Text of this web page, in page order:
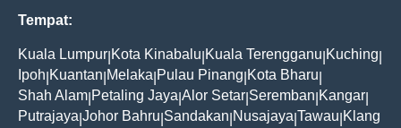
Tempat:
Kuala Lumpur Kota Kinabalu Kuala Terengganu Kuching
Ipoh Kuantan Melaka Pulau Pinang Kota Bharu
Shah Alam Petaling Jaya Alor Setar Seremban Kangar
Putrajaya Johor Bahru Sandakan Nusajaya Tawau Klang